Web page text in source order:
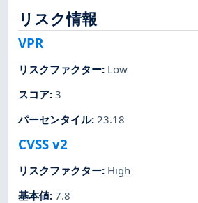
リスク情報
VPR
リスクファクター: Low
スコア:3
パーセンタイル:23.18
CVSS v2
リスクファクター: High
基本値:7.8